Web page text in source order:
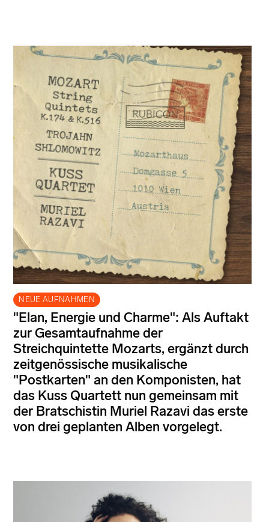
NEUE AUFNAHMEN
"Elan, Energie und Charme": Als Auftakt
zur Gesamtaufnahme der
Streichquintette Mozarts, ergänzt durch
zeitgenössische musikalische
"Postkarten" an den Komponisten, hat
das Kuss Quartett nun gemeinsam mit
der Bratschistin Muriel Razavi das erste
von drei geplanten Alben vorgelegt.